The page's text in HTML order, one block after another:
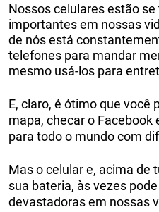
Nossos celulares estão
importantes em nossas
de nós está
telefones para mandar
mesmo usá-los para
E, claro, é ótimo que você
mapa, checar o
para todo o mundo com
Mas o celular e, acima de
sua bateria, às vezes
devastadoras em nossas